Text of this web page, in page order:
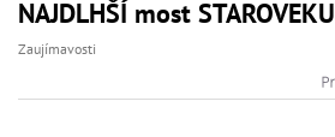
NAJDLHŠÍ most STAROVEKU
Zaujímavosti